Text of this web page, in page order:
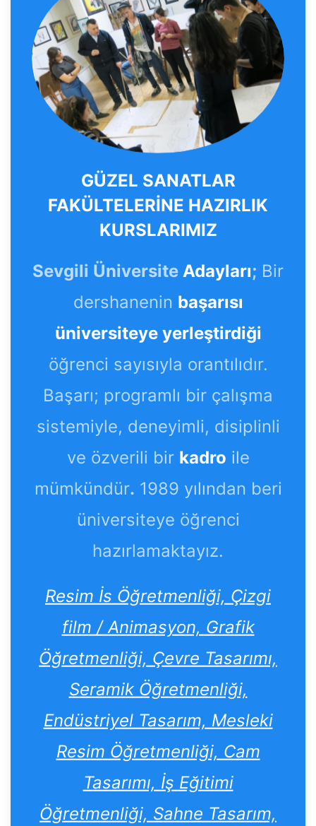
GÜZEL SANATLAR
FAKÜLTELERİNE HAZIRLIK
KURSLARIMIZ
Sevgili Üniversite Adayları; Bir
dershanenin başarısı
üniversiteye yerleştirdiği
öğrenci sayısıyla orantılıdır.
Başarı; programlı bir çalışma
sistemiyle, deneyimli, disiplinli
ve özverili bir kadro ile
mümkündür. 1989 yılından beri
üniversiteye öğrenci
hazırlamaktayız.
Resim İs Öğretmenliği, Çizgi
film / Animasyon, Grafik
Öğretmenliği, Çevre Tasarımı,
Seramik Öğretmenliği,
Endüstriyel Tasarım, Mesleki
Resim Öğretmenliği, Cam
Tasarımı, İş Eğitimi
Öğretmenliği, Sahne Tasarım,